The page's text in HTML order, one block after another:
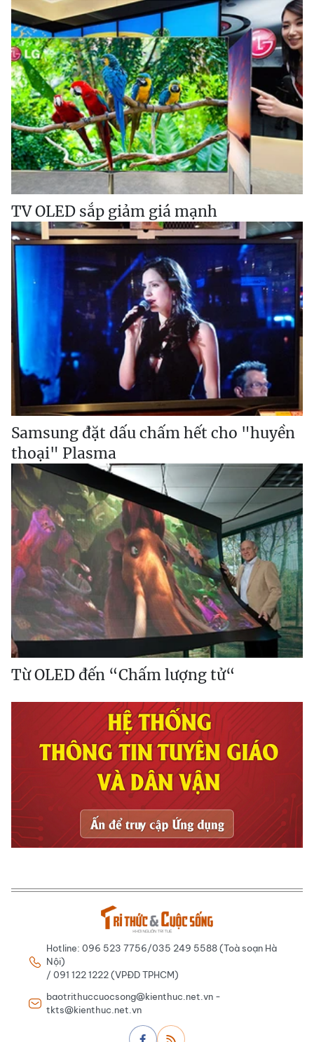
TV OLED sắp giảm giá mạnh
Samsung đặt dấu chấm hết cho "huyền
thoại" Plasma
Từ OLED đến “Chấm lượng tử“
Hotline: 096 523 7756/035 249 5588 (Toà soạn Hà
Nội)
/ 091 122 1222 (VPĐD TPHCM)
baotrithuccuocsong@kienthuc.net.vn -
tkts@kienthuc.net.vn